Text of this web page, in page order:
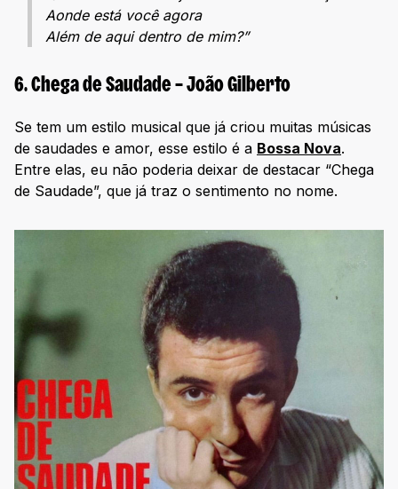
Aonde está você agora
Além de aqui dentro de mim?”
6. Chega de Saudade – João Gilberto
Se tem um estilo musical que já criou muitas músicas
de saudades e amor, esse estilo é a Bossa Nova.
Entre elas, eu não poderia deixar de destacar “Chega
de Saudade”, que já traz o sentimento no nome.